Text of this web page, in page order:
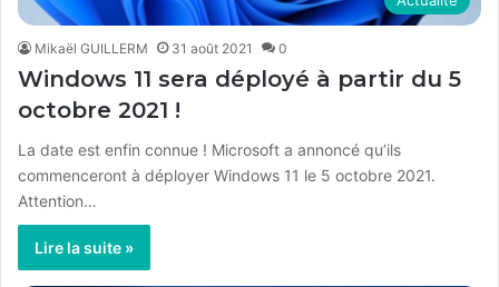
Mikaël GUILLERM 31 août 2021 0
Windows 11 sera déployé à partir du 5
octobre 2021 !
La date est enfin connue ! Microsoft a annoncé qu’ils
commenceront à déployer Windows 11 le 5 octobre 2021.
Attention…
Lire la suite »